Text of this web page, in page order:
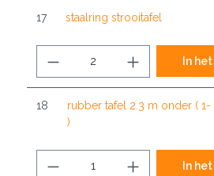
17 staalring strooitafel
In
18
rubber tafel 2.3 m onder ( 1-
)
In